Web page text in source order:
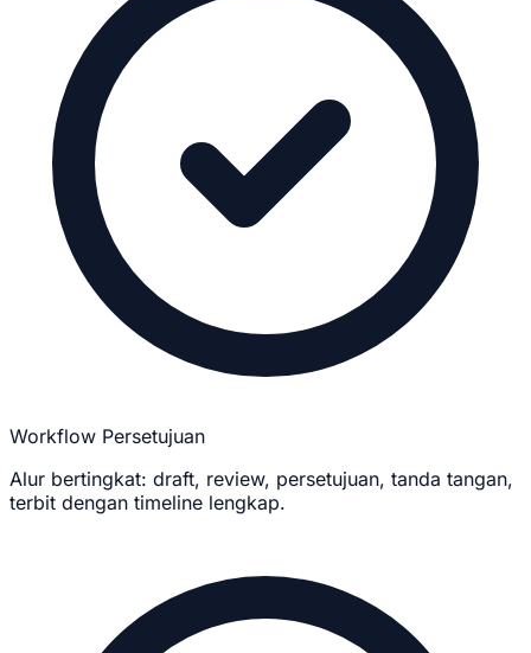
Workflow Persetujuan
Alur bertingkat: draft, review, persetujuan, tanda tangan,
terbit dengan timeline lengkap.